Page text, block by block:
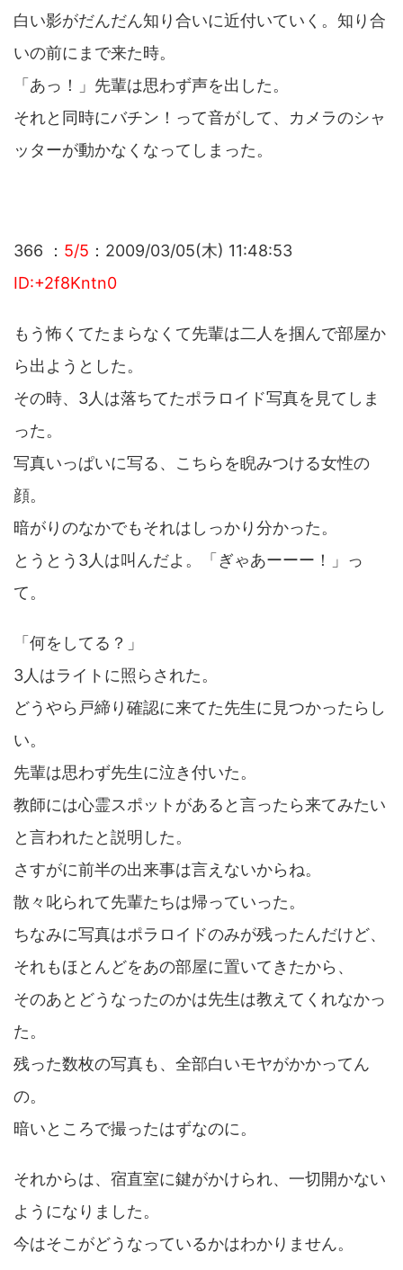
白い影がだんだん知り合いに近付いていく。知り合
いの前にまで来た時。
「あっ！」先輩は思わず声を出した。
それと同時にバチン！って音がして、カメラのシャ
ッターが動かなくなってしまった。
366 ： 5/5 ：2009/03/05(木) 11:48:53
ID:+2f8Kntn0
もう怖くてたまらなくて先輩は二人を掴んで部屋か
ら出ようとした。
その時、3人は落ちてたポラロイド写真を見てしま
った。
写真いっぱいに写る、こちらを睨みつける女性の
顔。
暗がりのなかでもそれはしっかり分かった。
とうとう3人は叫んだよ。「ぎゃあーーー！」っ
て。
「何をしてる？」
3人はライトに照らされた。
どうやら戸締り確認に来てた先生に見つかったらし
い。
先輩は思わず先生に泣き付いた。
教師には心霊スポットがあると言ったら来てみたい
と言われたと説明した。
さすがに前半の出来事は言えないからね。
散々叱られて先輩たちは帰っていった。
ちなみに写真はポラロイドのみが残ったんだけど、
それもほとんどをあの部屋に置いてきたから、
そのあとどうなったのかは先生は教えてくれなかっ
た。
残った数枚の写真も、全部白いモヤがかかってん
の。
暗いところで撮ったはずなのに。
それからは、宿直室に鍵がかけられ、一切開かない
ようになりました。
今はそこがどうなっているかはわかりません。